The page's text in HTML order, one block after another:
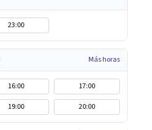
23:00
Más horas
16:00
17:00
19:00 20:00